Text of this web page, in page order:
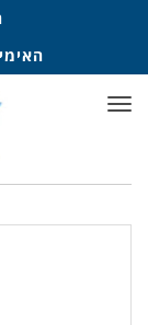
תפריט